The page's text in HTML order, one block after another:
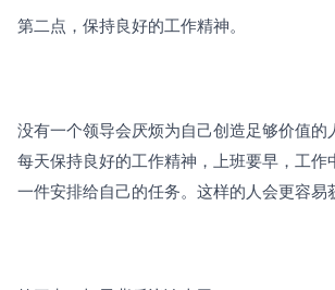
第二点，保持良好的工作精神。
没有一个领导会厌烦为自己创造足够价值的
每天保持良好的工作精神，上班要早，工作
一件安排给自己的任务。这样的人会更容易